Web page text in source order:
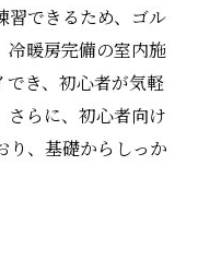
習できるため、ゴル
冷暖房完備の室内施
き、初心者が気軽
さらに、初心者向け
り、基礎からしっか